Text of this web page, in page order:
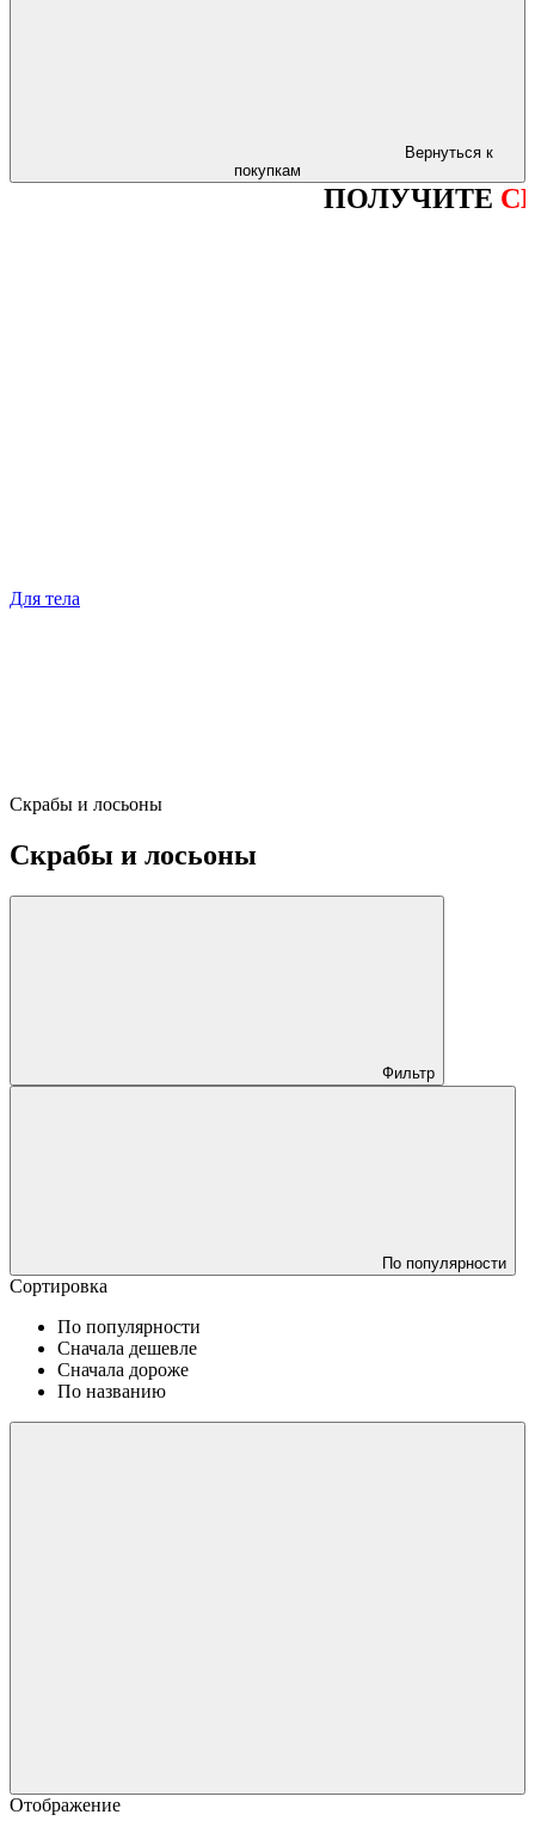
Вернуться к
покупкам
ПОЛУЧИТЕСКИДКУ
Для тела
Скрабы и лосьоны
Скрабы и лосьоны
Фильтр
По популярности
Сортировка
По популярности
Сначала дешевле
Сначала дороже
По названию
Отображение